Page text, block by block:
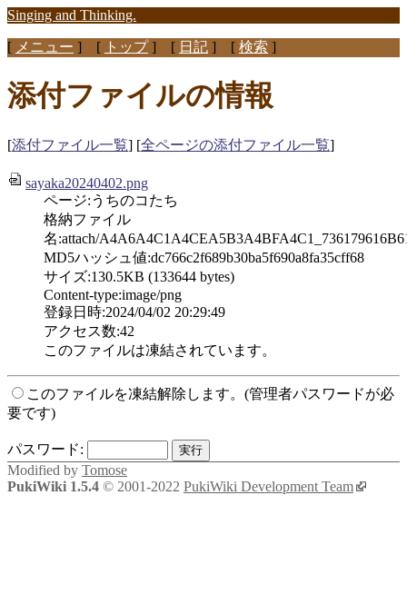
Singing and Thinking.
[ メニュー ] [ トップ] [ 日記 ] [ 検索 ]
添付ファイルの情報
[添付ファイル一覧] [全ページの添付ファイル一覧]
sayaka20240402.png
ページ:うちのコたち
格納ファイル
名:attach/
MD5ハッシュ値:dc766c2f689b30ba5f690a8fa35cff68
サイズ:130.5KB (133644 bytes)
Content-type:image/png
登録日時:2024/04/02 20:29:49
アクセス数:42
このファイルは凍結されています。
このファイルを凍結解除します。(管理者パスワードが必
要です)
パスワード:
Modified by Tomose
PukiWiki 1.5.4 © 2001-2022 PukiWiki Development Team